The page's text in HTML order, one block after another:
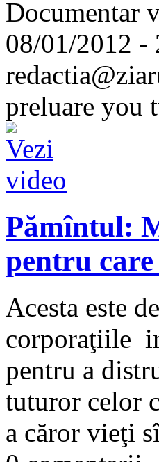
Documentar
08/01/2012 -
preluare you
Pămîntul:
pentru
Acesta este
corporaţiile
pentru a
tuturor celor
a căror vieţi